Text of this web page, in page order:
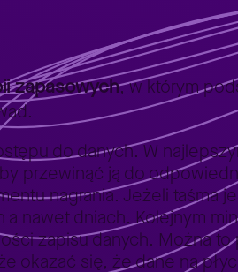
zapasowych, w którym
do danych. W
przewinąć ją do
nagrania. Jeżeli taśma
nawet dniach. Kolejnym
zapisu danych. Można
okazać się, że dane na